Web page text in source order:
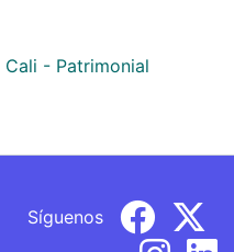
- Patrimonial
Síguenos